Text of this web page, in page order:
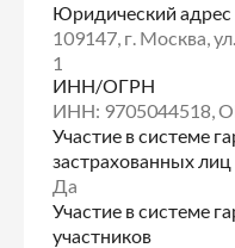
Юридический адрес
109147, г. Москва,
1
ИНН/ОГРН
ИНН: 9705044518,
Участие в системе
застрахованных лиц
Да
Участие в системе
участников